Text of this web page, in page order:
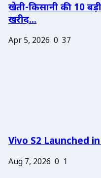
खेती-किसानी की 10
खरीद...
Apr 5, 2026 0 37
Vivo S2 Launched
Aug 7, 2026 0 1